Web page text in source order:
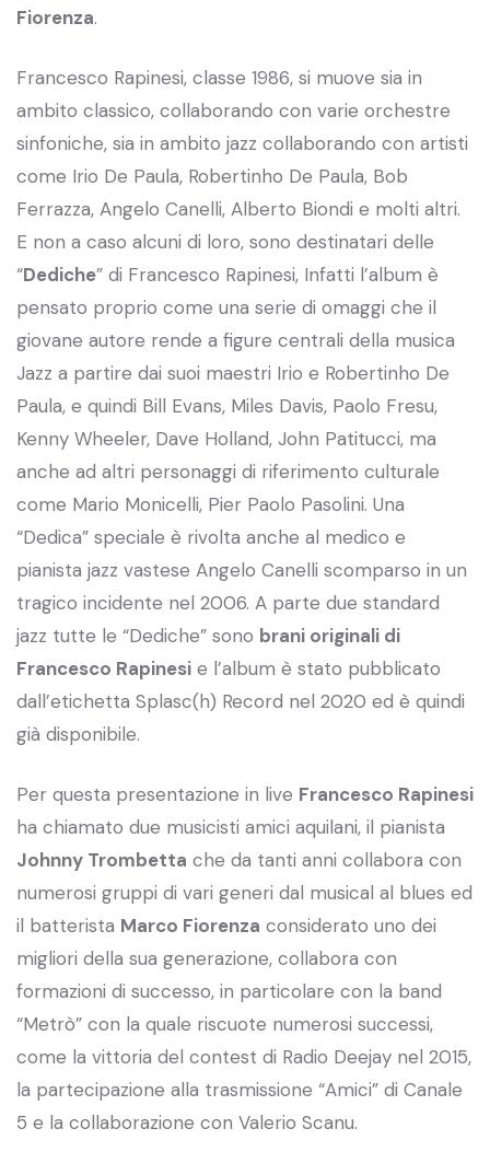
Fiorenza.
Francesco Rapinesi, classe 1986, si muove sia in
ambito classico, collaborando con varie orchestre
sinfoniche, sia in ambito jazz collaborando con artisti
come Irio De Paula, Robertinho De Paula, Bob
Ferrazza, Angelo Canelli, Alberto Biondi e molti altri.
E non a caso alcuni di loro, sono destinatari delle
“Dediche” di Francesco Rapinesi, Infatti l’album è
pensato proprio come una serie di omaggi che il
giovane autore rende a figure centrali della musica
Jazz a partire dai suoi maestri Irio e Robertinho De
Paula, e quindi Bill Evans, Miles Davis, Paolo Fresu,
Kenny Wheeler, Dave Holland, John Patitucci, ma
anche ad altri personaggi di riferimento culturale
come Mario Monicelli, Pier Paolo Pasolini. Una
“Dedica” speciale è rivolta anche al medico e
pianista jazz vastese Angelo Canelli scomparso in un
tragico incidente nel 2006. A parte due standard
jazz tutte le “Dediche” sono brani originali di
Francesco Rapinesi e l’album è stato pubblicato
dall’etichetta Splasc(h) Record nel 2020 ed è quindi
già disponibile.
Per questa presentazione in live Francesco Rapinesi
ha chiamato due musicisti amici aquilani, il pianista
Johnny Trombetta che da tanti anni collabora con
numerosi gruppi di vari generi dal musical al blues ed
il batterista Marco Fiorenza considerato uno dei
migliori della sua generazione, collabora con
formazioni di successo, in particolare con la band
“Metrò” con la quale riscuote numerosi successi,
come la vittoria del contest di Radio Deejay nel 2015,
la partecipazione alla trasmissione “Amici” di Canale
5 e la collaborazione con Valerio Scanu.